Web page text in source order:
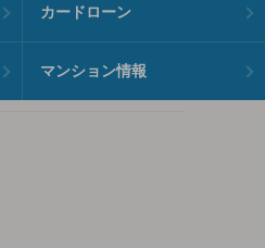
カードローン
マンション情報